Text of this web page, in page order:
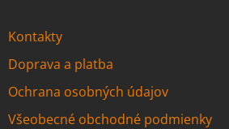
Kontakty
Doprava a platba
Ochrana osobných údajov
Všeobecné obchodné podmienky